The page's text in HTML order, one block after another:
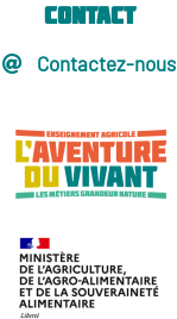
Contact
Contactez-nous